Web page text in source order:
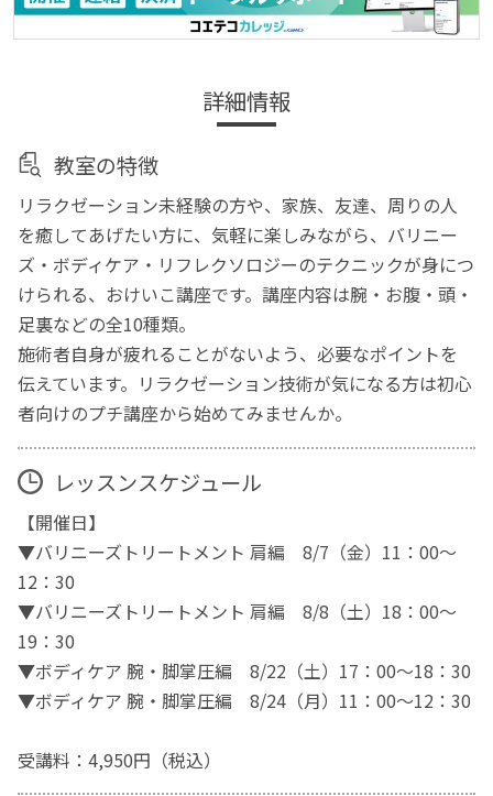
詳細情報
教室の特徴
リラクゼーション未経験の方や、家族、友達、周りの人
を癒してあげたい方に、気軽に楽しみながら、バリニー
ズ・ボディケア・リフレクソロジーのテクニックが身につ
けられる、おけいこ講座です。講座内容は腕・お腹・頭・
足裏などの全10種類。
施術者自身が疲れることがないよう、必要なポイントを
伝えています。リラクゼーション技術が気になる方は初心
者向けのプチ講座から始めてみませんか。
レッスンスケジュール
【開催日】
▼バリニーズトリートメント 肩編 8/7（金）11：00～
12：30
▼バリニーズトリートメント 肩編 8/8（土）18：00～
19：30
▼ボディケア 腕・脚掌圧編 8/22（土）17：00～18：30
▼ボディケア 腕・脚掌圧編 8/24（月）11：00～12：30
受講料：4,950円（税込）